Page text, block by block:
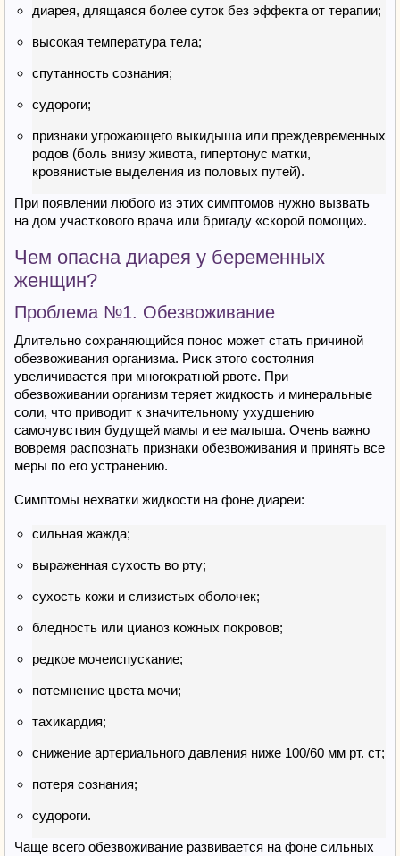
диарея, длящаяся более суток без эффекта от терапии;
высокая температура тела;
спутанность сознания;
судороги;
признаки угрожающего выкидыша или преждевременных
родов (боль внизу живота, гипертонус матки,
кровянистые выделения из половых путей).
При появлении любого из этих симптомов нужно вызвать
на дом участкового врача или бригаду «скорой помощи».
Чем опасна диарея у беременных
женщин?
Проблема №1. Обезвоживание
Длительно сохраняющийся понос может стать причиной
обезвоживания организма. Риск этого состояния
увеличивается при многократной рвоте. При
обезвоживании организм теряет жидкость и минеральные
соли, что приводит к значительному ухудшению
самочувствия будущей мамы и ее малыша. Очень важно
вовремя распознать признаки обезвоживания и принять все
меры по его устранению.
Симптомы нехватки жидкости на фоне диареи:
сильная жажда;
выраженная сухость во рту;
сухость кожи и слизистых оболочек;
бледность или цианоз кожных покровов;
редкое мочеиспускание;
потемнение цвета мочи;
тахикардия;
снижение артериального давления ниже 100/60 мм рт. ст;
потеря сознания;
судороги.
Чаще всего обезвоживание развивается на фоне сильных